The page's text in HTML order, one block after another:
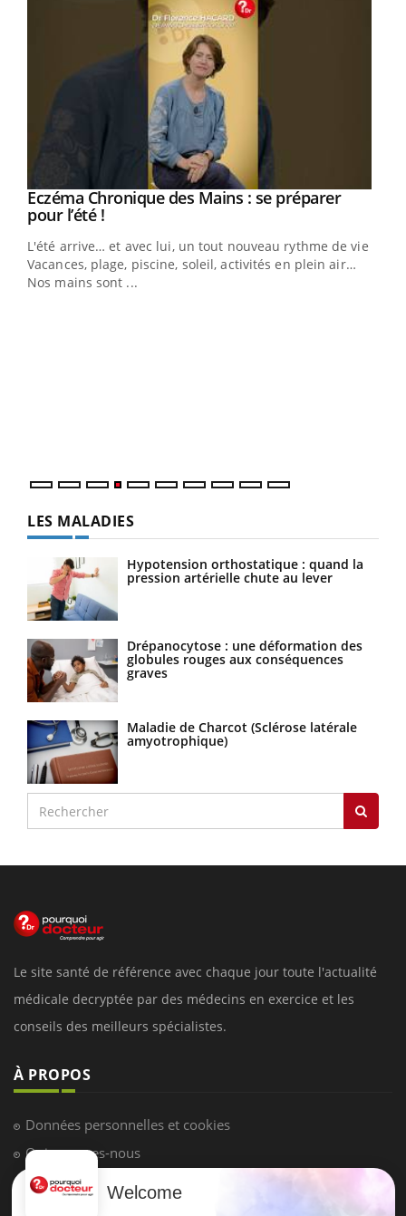
Youtube
Eczéma Chronique des Mains : se préparer
pour l’été !Youtube
L'été arrive… et avec lui, un tout nouveau rythme de vie !
Vacances, plage, piscine, soleil, activités en plein air…
Nos mains sont ...
LES MALADIES
Hypotension orthostatique : quand la
pression artérielle chute au lever
Drépanocytose : une déformation des
globules rouges aux conséquences
graves
Maladie de Charcot (Sclérose latérale
amyotrophique)
Le site santé de référence avec chaque jour toute l'actualité
médicale decryptée par des médecins en exercice et les
conseils des meilleurs spécialistes.
À PROPOS
Données personnelles et cookies
Qui sommes-nous
Conditions d'utilisation
Welcome